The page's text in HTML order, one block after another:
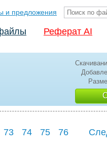
и предложения
Реферат AI
73 74 75
76